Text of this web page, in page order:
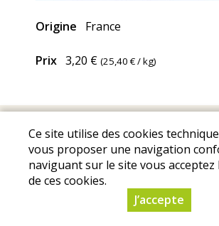
Origine France
Prix 3,20 € (25,40 €/ kg)
Mentions LégalesIConditions
Protection des données
© Copyright 2025 - La Ferme de
réservés - Conception :Sarl
Ce site utilise des cookies
vous proposer une navigation
naviguant sur le site vous acceptez
de ces cookies.
J’accepte